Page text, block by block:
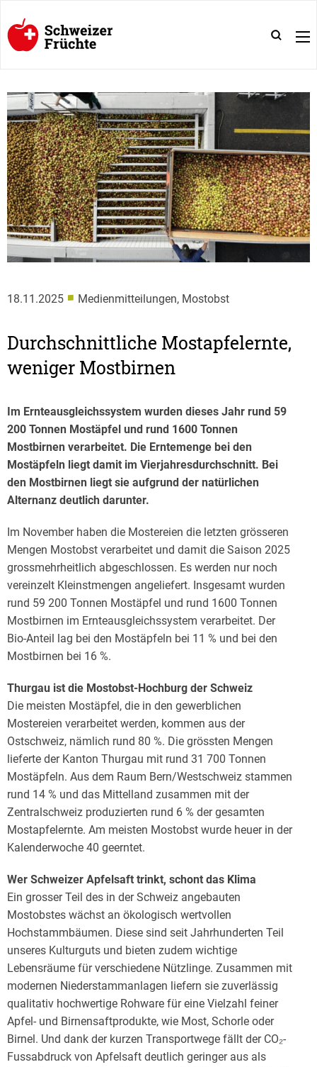
18.11.2025 ■ Medienmitteilungen, Mostobst
Durchschnittliche Mostapfelernte,
weniger Mostbirnen
Im Ernteausgleichssystem wurden dieses Jahr rund 59
200 Tonnen Mostäpfel und rund 1600 Tonnen
Mostbirnen verarbeitet. Die Erntemenge bei den
Mostäpfeln liegt damit im Vierjahresdurchschnitt. Bei
den Mostbirnen liegt sie aufgrund der natürlichen
Alternanz deutlich darunter.
Im November haben die Mostereien die letzten grösseren
Mengen Mostobst verarbeitet und damit die Saison 2025
grossmehrheitlich abgeschlossen. Es werden nur noch
vereinzelt Kleinstmengen angeliefert. Insgesamt wurden
rund 59 200 Tonnen Mostäpfel und rund 1600 Tonnen
Mostbirnen im Ernteausgleichssystem verarbeitet. Der
Bio-Anteil lag bei den Mostäpfeln bei 11 % und bei den
Mostbirnen bei 16 %.
Thurgau ist die Mostobst-Hochburg der Schweiz
Die meisten Mostäpfel, die in den gewerblichen
Mostereien verarbeitet werden, kommen aus der
Ostschweiz, nämlich rund 80 %. Die grössten Mengen
lieferte der Kanton Thurgau mit rund 31 700 Tonnen
Mostäpfeln. Aus dem Raum Bern/Westschweiz stammen
rund 14 % und das Mittelland zusammen mit der
Zentralschweiz produzierten rund 6 % der gesamten
Mostapfelernte. Am meisten Mostobst wurde heuer in der
Kalenderwoche 40 geerntet.
Wer Schweizer Apfelsaft trinkt, schont das Klima
Ein grosser Teil des in der Schweiz angebauten
Mostobstes wächst an ökologisch wertvollen
Hochstammbäumen. Diese sind seit Jahrhunderten Teil
unseres Kulturguts und bieten zudem wichtige
Lebensräume für verschiedene Nützlinge. Zusammen mit
modernen Niederstammanlagen liefern sie zuverlässig
qualitativ hochwertige Rohware für eine Vielzahl feiner
Apfel- und Birnensaftprodukte, wie Most, Schorle oder
Birnel. Und dank der kurzen Transportwege fällt der CO₂-
Fussabdruck von Apfelsaft deutlich geringer aus als